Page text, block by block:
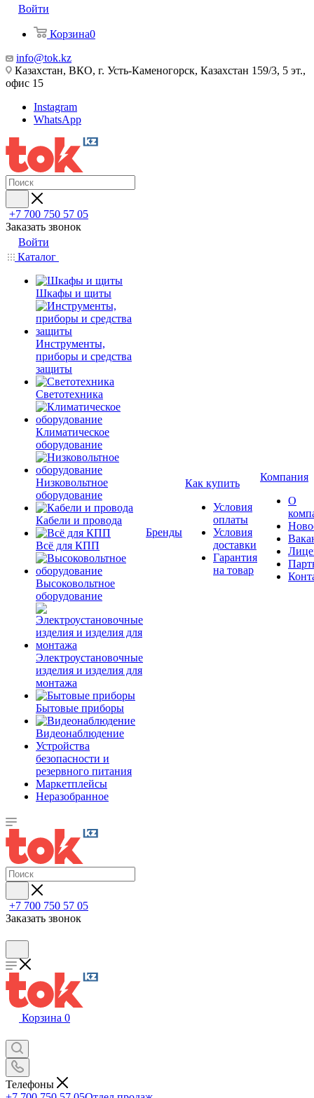
Войти
Корзина0
info@tok.kz
Казахстан, ВКО, г. Усть-Каменогорск, Казахстан 159/3, 5 эт.,
офис 15
Instagram
WhatsApp
+7 700 750 57 05
Заказать звонок
Войти
Каталог
Шкафы и щиты
Инструменты,
приборы и средства
защиты
Светотехника
Климатическое
оборудование
Низковольтное
оборудование
Кабели и провода
Всё для КПП
Высоковольтное
оборудование
Электроустановочные
изделия и изделия для
монтажа
Бытовые приборы
Видеонаблюдение
Устройства
безопасности и
резервного питания
Маркетплейсы
Неразобранное
Бренды
Как купить
Условия
оплаты
Условия
доставки
Гарантия
на товар
Компания
О
+7 700 750 57 05
Заказать звонок
Корзина 0
Телефоны